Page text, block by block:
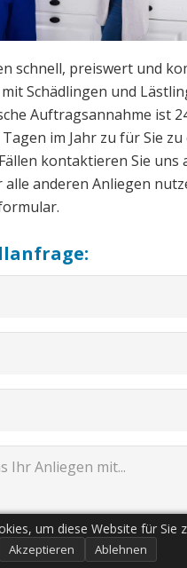
schnell, preiswert und
Schädlingen und
Stunden
Jahr zu für Sie zu erreichen.
kontaktieren Sie uns am
alle anderen Anliegen
um diese Website für Sie
Akzeptieren Ablehnen